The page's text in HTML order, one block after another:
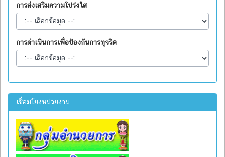
การส่งเสริมความโปร่งใส
การดำเนินการเพื่อป้องกันการทุจริต
เชื่อมโยงหน่วยงาน